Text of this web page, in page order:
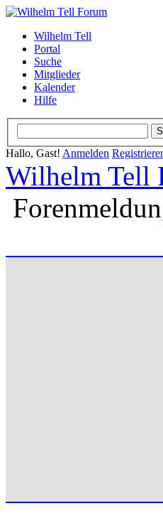
Wilhelm Tell
Portal
Suche
Mitglieder
Kalender
Hilfe
Hallo, Gast! Anmelden
Wilhelm Tell